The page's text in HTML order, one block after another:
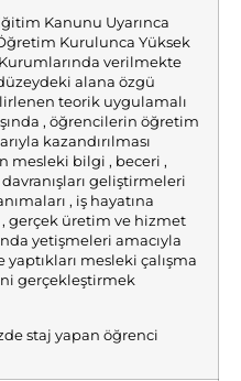
Kanunu Uyarınca
Öğretim Kurulunca Yüksek
verilmekte
alana özgü
teorik uygulamalı
, öğrencilerin öğretim
kazandırılması
mesleki bilgi , beceri ,
geliştirmeleri
, iş hayatına
, gerçek üretim ve hizmet
yetişmeleri amacıyla
yaptıkları mesleki çalışma
gerçekleştirmek
staj yapan öğrenci